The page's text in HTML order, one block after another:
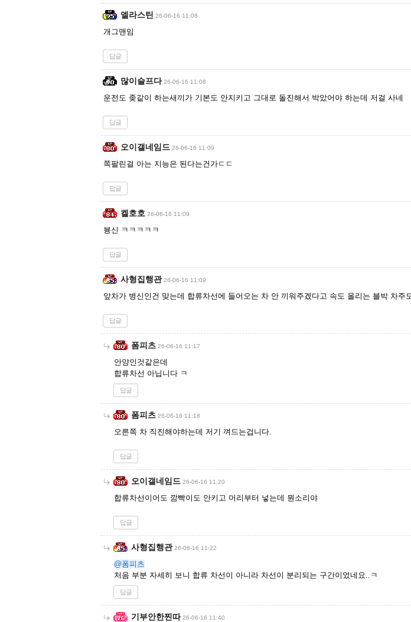
엘라스틴 26-06-16 11:08
개그맨임
답글
많이슬프다 26-06-16 11:08
운전도 좆같이 하는새끼가 기본도 안지키고 그대로 돌진해서 박았어야 하는데 저걸 사네
답글
오이갤네임드 26-06-16 11:09
쪽팔린걸 아는 지능은 된다는건가ㄷㄷ
답글
켈호호 26-06-16 11:09
븅신 ㅋㅋㅋㅋㅋ
답글
사형집행관 26-06-16 11:09
앞차가 병신인건 맞는데 합류차선에 들어오는 차 안 끼워주겠다고 속도 올리는 블박 차주
답글
폼피츠 26-06-16 11:17
안양인것같은데
합류차선 아닙니다 ㅋ
답글
폼피츠 26-06-16 11:18
오른쪽 차 직진해야하는데 저기 껴드는겁니다.
답글
오이갤네임드 26-06-16 11:20
합류차선이어도 깜빡이도 안키고 머리부터 넣는데 뭔소리야
답글
사형집행관 26-06-16 11:22
@폼피츠
처음 부분 자세히 보니 합류 차선이 아니라 차선이 분리되는 구간이었네요..ㅋ
답글
기부안한찐따 26-06-16 11:40